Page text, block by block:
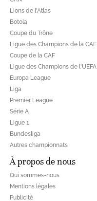
Lions de l'Atlas
Botola
Coupe du Trône
Ligue des Champions de la CAF
Coupe de la CAF
Ligue des Champions de l'UEFA
Europa League
Liga
Premier League
Série A
Ligue 1
Bundesliga
Autres championnats
À propos de nous
Qui sommes-nous
Mentions légales
Publicité